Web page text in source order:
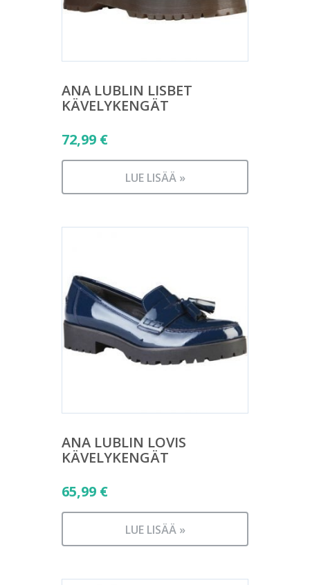
ANA LUBLIN LISBET
KÄVELYKENGÄT
72,99 €
LUE LISÄÄ »
ANA LUBLIN LOVIS
KÄVELYKENGÄT
65,99 €
LUE LISÄÄ »